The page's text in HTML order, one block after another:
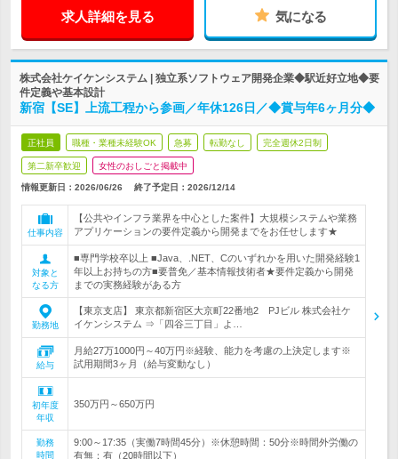
求人詳細を見る 気になる
株式会社ケイケンシステム | 独立系ソフトウェア開発企業◆駅近好立地◆要
件定義や基本設計
新宿【SE】上流工程から参画／年休126日／◆賞与年6ヶ月分◆
正社員 職種・業種未経験OK 急募 転勤なし 完全週休2日制
第二新卒歓迎 女性のおしごと掲載中
情報更新日：2026/06/26 終了予定日： 2026/12/14
仕事内容
【公共やインフラ業界を中心とした案件】大規模システムや業務
アプリケーションの要件定義から開発までをお任せします★
対象と
なる方
■専門学校卒以上 ■Java、.NET、Cのいずれかを用いた開発経験1
年以上お持ちの方■要普免／基本情報技術者★要件定義から開発
までの実務経験がある方
勤務地
【東京支店】 東京都新宿区大京町22番地2 PJビル 株式会社ケ
イケンシステム ⇒「四谷三丁目」よ…
給与
月給27万1000円～40万円※経験、能力を考慮の上決定します※
試用期間3ヶ月（給与変動なし）
初年度
年収
350万円～650万円
勤務
時間
9:00～17:35（実働7時間45分）※休憩時間：50分※時間外労働の
有無：有（20時間以下）